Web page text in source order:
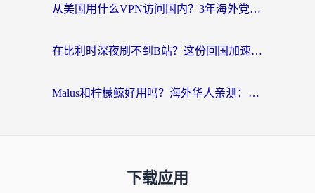
从美国用什么VPN访问国内？3年海外党亲测：选对工具才能无缝刷B站、看腾讯视频
在比利时深夜刷不到B站？这份回国加速器避坑指南请收好
Malus和柠檬鲸好用吗？海外华人亲测：回国加速器怎么选才不踩坑？
下载应用